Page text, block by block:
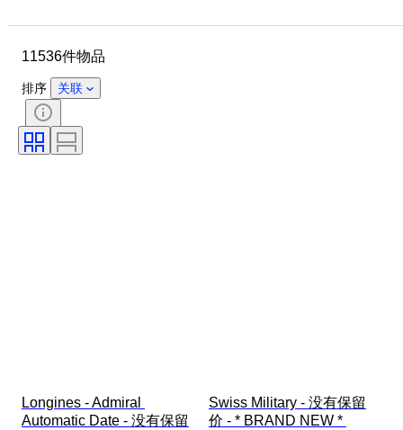
状态
课题
颜色
时代
原创作品／复制品
11536件物品
排序 关联
Longines - Admiral
Automatic Date - 没有保留
Swiss Military - 没有保留
价 - * BRAND NEW *